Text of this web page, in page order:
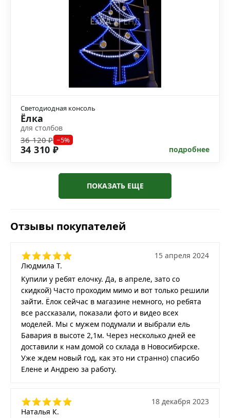
Светодиодная консоль
Ёлка
для столбов
36 120 ₽ −5%
34 310 ₽ подробнее
ПОКАЗАТЬ ЕЩЕ
Отзывы покупателей
Людмила Т.
15 апреля 2024
Купили у ребят елочку. Да, в апреле, зато со
скидкой) Часто проходим мимо и вот только решили
зайти. Ёлок сейчас в магазине немного, но ребята
все рассказали, показали фото и видео всех
моделей. Мы с мужем подумали и выбрали ель
Бавария в высоте 2,1м. Через несколько дней ее
доставили к нам домой со склада в Новосибирске.
Уже ждем новый год, как это ни странно) спасибо
Елене и Андрею за работу.
Наталья К.
18 декабря 2023